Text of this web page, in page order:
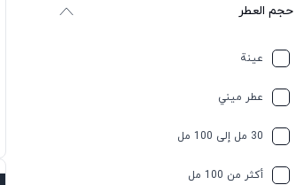
حجم العطر
عينة
عطر ميني
30 مل إلى 100 مل
أكثر من 100 مل